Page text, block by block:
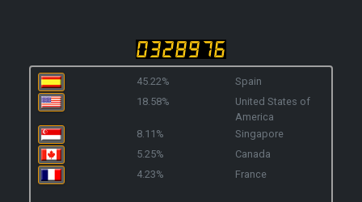
45.22%
Spain
18.58%
United States of
America
8.11%
Singapore
5.25%
Canada
4.23%
France